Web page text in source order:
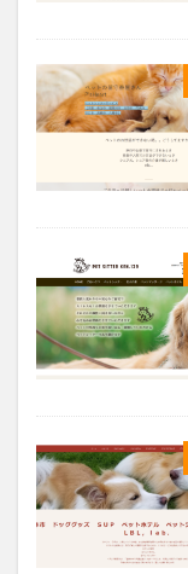
所沢市
和
宇都宮市